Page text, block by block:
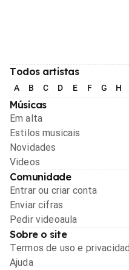
Todos artistas
A B C D E F G H
Músicas
Em alta
Estilos musicais
Novidades
Videos
Comunidade
Entrar ou criar conta
Enviar cifras
Pedir videoaula
Sobre o site
Termos de uso e
Ajuda